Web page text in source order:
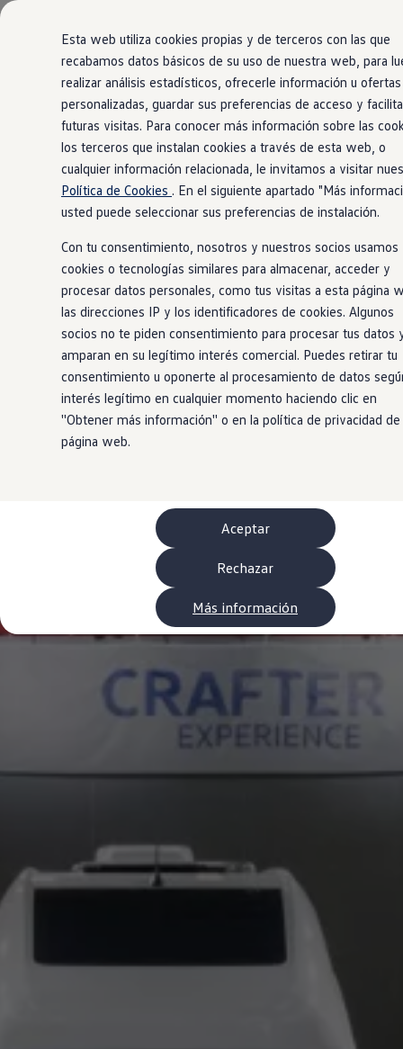
Esta web utiliza cookies propias y de terceros con las que
recabamos datos básicos de su uso de nuestra web, para
realizar análisis estadísticos, ofrecerle información u ofertas
personalizadas, guardar sus preferencias de acceso y
futuras visitas. Para conocer más información sobre las
los terceros que instalan cookies a través de esta web, o
cualquier información relacionada, le invitamos a visitar
Política de Cookies . En el siguiente apartado "Más
usted puede seleccionar sus preferencias de instalación.
Con tu consentimiento, nosotros y nuestros socios usamos
cookies o tecnologías similares para almacenar, acceder y
procesar datos personales, como tus visitas a esta página
las direcciones IP y los identificadores de cookies. Algunos
socios no te piden consentimiento para procesar tus datos
amparan en su legítimo interés comercial. Puedes retirar tu
consentimiento u oponerte al procesamiento de datos
interés legítimo en cualquier momento haciendo clic en
''Obtener más información'' o en la política de privacidad
página web.
Aceptar
Rechazar
Más información
Ir
directamente
al contenido
Ir
directamente
al pie de
página
Nueva Caddy
Nueva Caddy Cargo
Nueva Caddy California
Nueva California
Configura tu Volkswagen
Volkswagen de Ocasión
Ofertas y promociones
Vehículos de ocasión
Renueva tu Volkswagen
Financiación Volkswagen
Concursos Volkswagen Comerciales
Movilidad Eléctrica
Vehículos híbridos enchufables
Clientes
Actualiza tu vehículo gratis
Buscador de concesionario y taller
Accessorios
Información útil
Viajar en coche
WLTP
Guía de mantenimiento
Servicio de mantenimiento Volkswagen
Neumáticos
Garantía Volkswagen
Piezas
California App
Volkswagen Connect Shop
Volkswagen Transporter Camper
Volkswagen Caddy California
Volkswagen California
Mundo Volkswagen
Sala de Prensa
Historia Volkswagen Canarias
Digital Showroom
Alquiler de furgonetas Xtravans